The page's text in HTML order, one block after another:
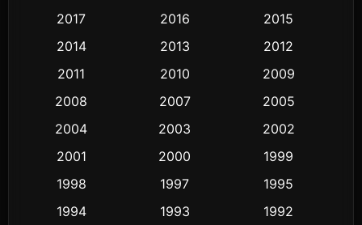
Comedy ตลก 428
Crime อาชญากรรม 503
Cult Film
Dance เต้น
2017
2016
2015
2014
2013
2012
2011
2010
2009
2008
2007
2005
2004
2003
2002
2001
2000
1999
1998
1997
1995
1994
1993
1992